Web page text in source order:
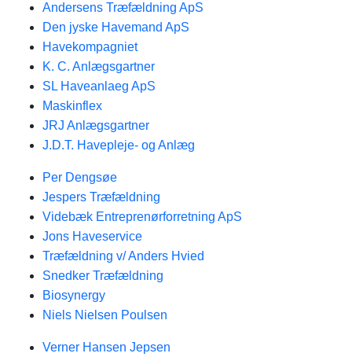
Andersens Træfældning ApS
Den jyske Havemand ApS
Havekompagniet
K. C. Anlægsgartner
SL Haveanlaeg ApS
Maskinflex
JRJ Anlægsgartner
J.D.T. Havepleje- og Anlæg
Per Dengsøe
Jespers Træfældning
Videbæk Entreprenørforretning ApS
Jons Haveservice
Træfældning v/ Anders Hvied
Snedker Træfældning
Biosynergy
Niels Nielsen Poulsen
Verner Hansen Jepsen